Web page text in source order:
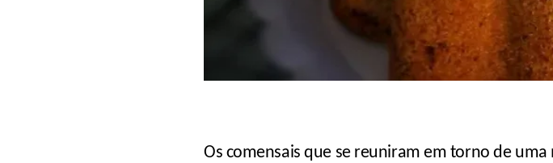
Os comensais que se reuniram em torno de